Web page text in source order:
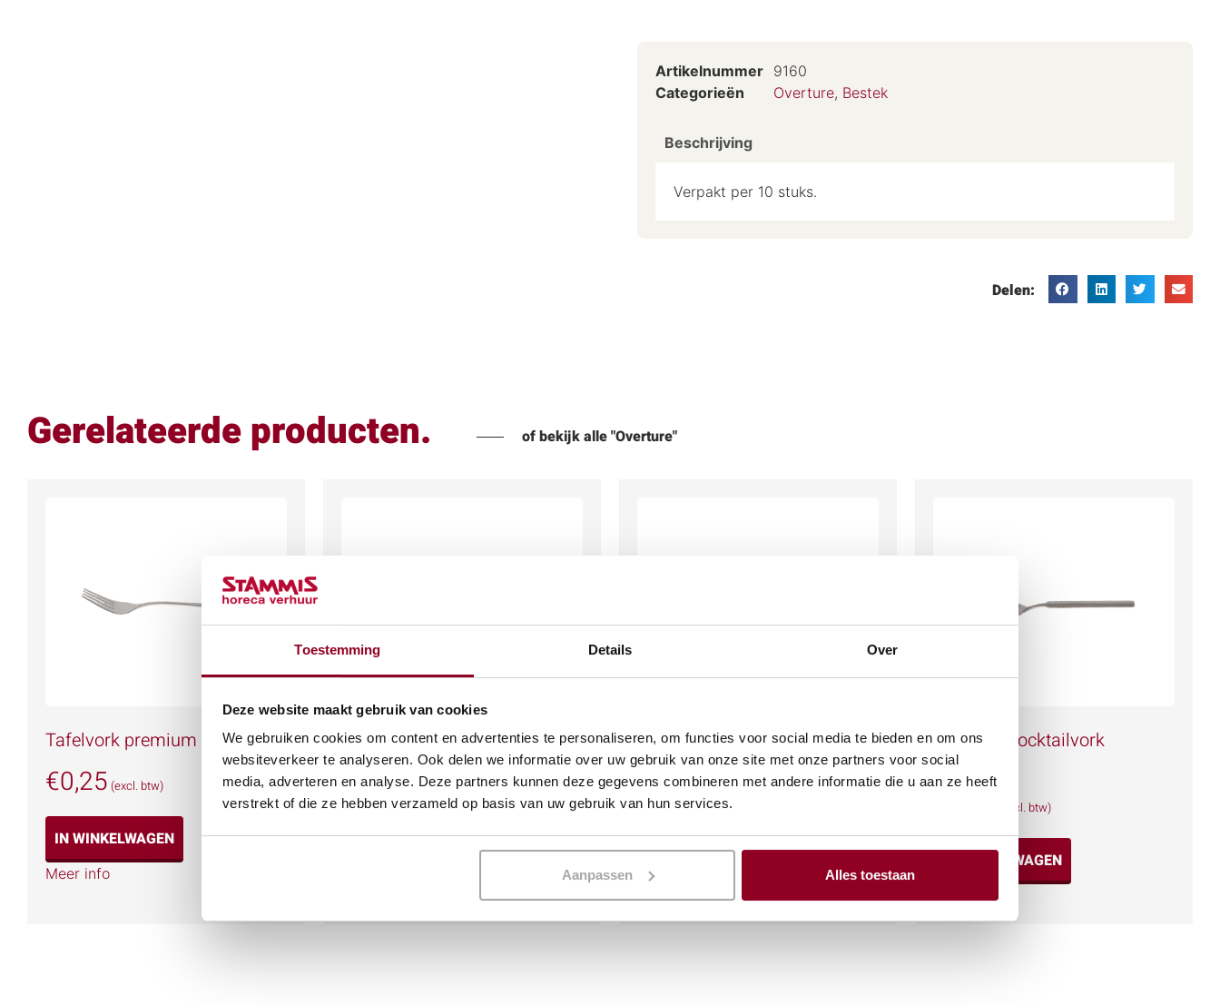
Toestemming Details Over
Deze website maakt gebruik van cookies
We gebruiken cookies om content en advertenties te personaliseren, om functies voor social media te bieden en om ons
websiteverkeer te analyseren. Ook delen we informatie over uw gebruik van onze site met onze partners voor social
media, adverteren en analyse. Deze partners kunnen deze gegevens combineren met andere informatie die u aan ze heeft
verstrekt of die ze hebben verzameld op basis van uw gebruik van hun services.
Aanpassen Alles toestaan
Artikelnummer 9160
Categorieën
Overture, Bestek
Beschrijving
Verpakt per 10 stuks.
Delen:
Gerelateerde producten. of bekijk alle "Overture"
Tafelvork premium
€0,25 (excl. btw)
IN WINKELWAGEN
Meer info
Taartschep Overture
€0,50(excl. btw)
IN WINKELWAGEN
Tafelvork Overture
€0,32 (excl. btw)
IN WINKELWAGEN
Meer info
Gebaks-/Cocktailvork
Overture
(excl. btw)
IN WINKELWAGEN
Meer info